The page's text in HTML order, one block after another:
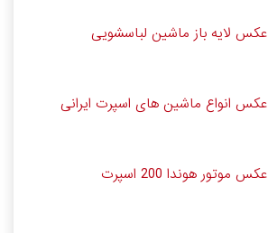
عکس لایه باز ماشین لباسشویی
عکس انواع ماشین های اسپرت ایرانی
عکس موتور هوندا 200 اسپرت